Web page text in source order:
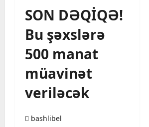
SON DƏQİQƏ!
Bu şəxslərə
500 manat
müavinət
veriləcək
bashlibel